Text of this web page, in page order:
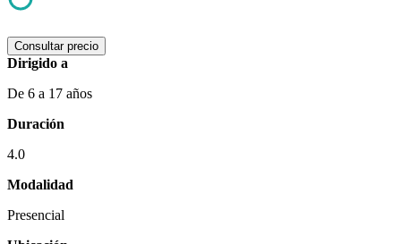
Consultar precio
Dirigido a
De 6 a 17 años
Duración
4.0
Modalidad
Presencial